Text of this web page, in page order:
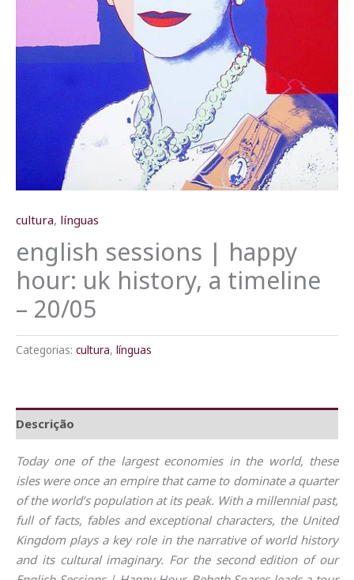
cultura, línguas
english sessions | happy
hour: uk history, a timeline
– 20/05
Categorias: cultura, línguas
Descrição
Today one of the largest economies in the world, these
isles were once an empire that came to dominate a quarter
of the world’s population at its peak. With a millennial past,
full of facts, fables and exceptional characters, the United
Kingdom plays a key role in the narrative of world history
and its cultural imaginary. For the second edition of our